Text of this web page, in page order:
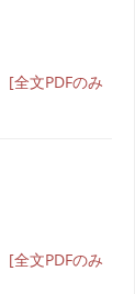
[全文PDFのみ
[全文PDFのみ